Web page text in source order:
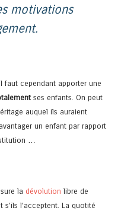
motivations
faut cependant apporter une
ses enfants. On peut
auquel ils auraient
un enfant par rapport
…
la dévolution libre de
l’acceptent. La quotité